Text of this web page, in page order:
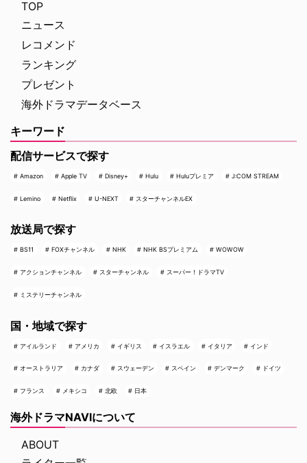
TOP
ニュース
レコメンド
ランキング
プレゼント
海外ドラマデータベース
キーワード
配信サービスで探す
Amazon Apple TV Disney+ Hulu Huluプレミア J:COM STREAM
Lemino Netflix U-NEXT スターチャンネルEX
放送局で探す
BS11 FOXチャンネル NHK NHK BSプレミアム WOWOW
アクションチャンネル スターチャンネル スーパー！ドラマTV
ミステリーチャンネル
国・地域で探す
アイルランド アメリカ イギリス イスラエル イタリア インド
オーストラリア カナダ スウェーデン スペイン デンマーク ドイツ
フランス メキシコ 北欧 日本
海外ドラマNAVIについて
ABOUT